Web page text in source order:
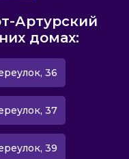
Артурский
домах:
36
37
39